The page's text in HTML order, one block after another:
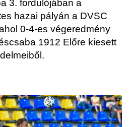
3. fordulójában a
hazai pályán a DVSC
0-4-es végeredmény
1912 Előre kiesett